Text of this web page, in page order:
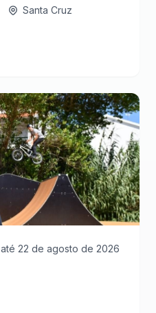
Santa Cruz
até 22 de agosto de 2026